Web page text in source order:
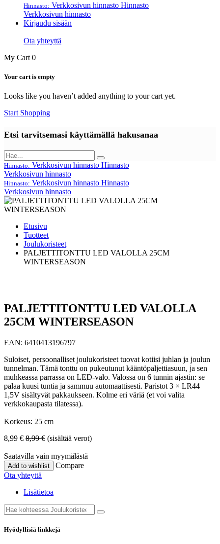
Hinnasto: Verkkosivun hinnasto Hinnasto
Verkkosivun hinnasto
Kirjaudu sisään
Ota yhteyttä
My Cart 0
Your cart is empty
Looks like you haven’t added anything to your cart yet.
Start Shopping
Etsi tarvitsemasi käyttämällä hakusanaa
Hinnasto: Verkkosivun hinnasto Hinnasto
Verkkosivun hinnasto
Hinnasto: Verkkosivun hinnasto Hinnasto
Verkkosivun hinnasto
Etusivu
Tuotteet
Joulukoristeet
PALJETTITONTTU LED VALOLLA 25CM
WINTERSEASON
PALJETTITONTTU LED VALOLLA
25CM WINTERSEASON
EAN: 6410413196797
Suloiset, persoonalliset joulukoristeet tuovat kotiisi juhlan ja joulun
tunnelman. Tämä tonttu on pukeutunut kääntöpaljettiasuun, ja sen
muhkeassa parrassa on LED-valo. Valossa on 6 tunnin ajastin: se
palaa kuusi tuntia ja sammuu automaattisesti. Paristot 3 × LR44
1,5V sisältyvät pakkaukseen. Kolme eri väriä (et voi valita
verkkokaupasta tilatessa).
Korkeus: 25 cm
8,99 € 8,99€ (sisältää verot)
Saatavilla vain myymälästä
Add to wishlist
Compare
Ota yhteyttä
Lisätietoa
Hyödyllisiä linkkejä